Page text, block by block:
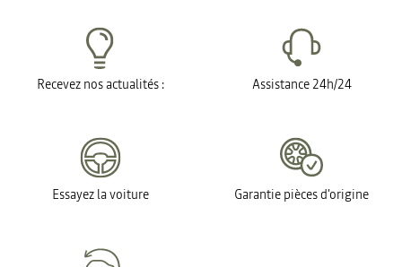
Recevez nos actualités : Assistance 24h/24
Essayez la voiture Garantie pièces d'origine